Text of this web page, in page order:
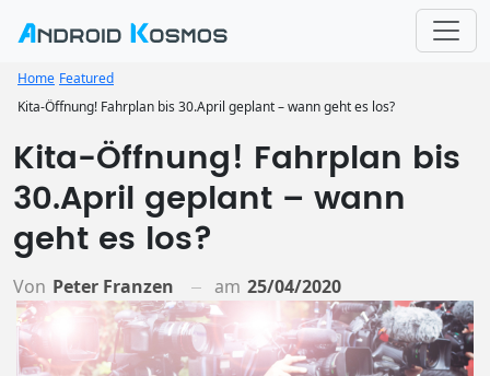
Home Featured
Kita-Öffnung! Fahrplan bis 30.April geplant – wann geht es los?
Kita-Öffnung! Fahrplan bis
30.April geplant – wann
geht es los?
Von Peter Franzen am 25/04/2020